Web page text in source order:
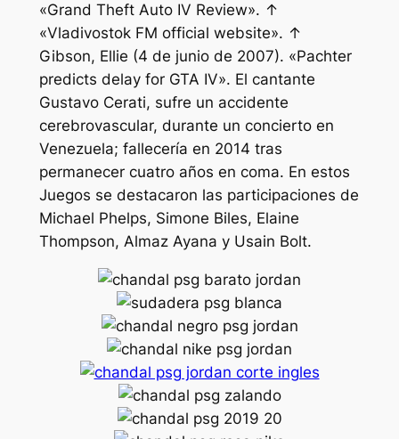
«Grand Theft Auto IV Review». ↑
«Vladivostok FM official website». ↑
Gibson, Ellie (4 de junio de 2007). «Pachter
predicts delay for GTA IV». El cantante
Gustavo Cerati, sufre un accidente
cerebrovascular, durante un concierto en
Venezuela; fallecería en 2014 tras
permanecer cuatro años en coma. En estos
Juegos se destacaron las participaciones de
Michael Phelps, Simone Biles, Elaine
Thompson, Almaz Ayana y Usain Bolt.